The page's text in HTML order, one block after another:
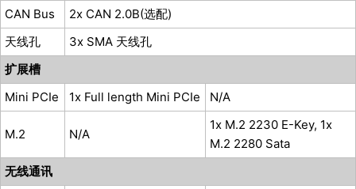
CAN Bus
2x CAN 2.0B(选配)
天线孔
3x SMA 天线孔
扩展槽
Mini PCIe
1x Full length Mini PCIe N/A
M.2 N/A
1x M.2 2230 E-Key, 1x
M.2 2280 Sata
无线通讯